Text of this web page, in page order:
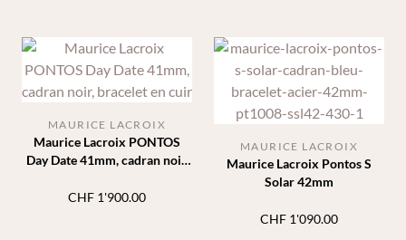
Maurice Lacroix PONTOS
Day Date 41mm, cadran noir,
MAURICE LACROIX
CHF 1'900.00
Maurice Lacroix Pontos S
Solar 42mm
MAURICE LACROIX
CHF 1'090.00